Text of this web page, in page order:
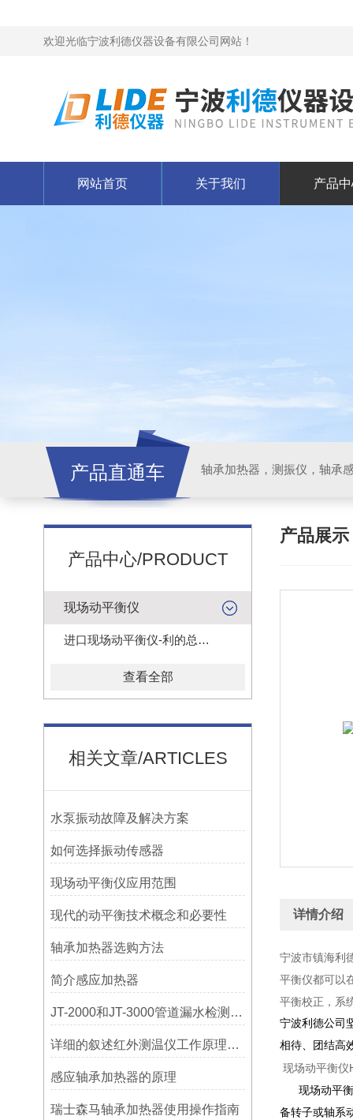
欢迎光临宁波利德仪器设备有限公司网站！
网站首页 关于我们 产品
产品直通车 轴承加热器，测振仪，轴承
产品中心/PRODUCT
现场动平衡仪
进口现场动平衡仪-利的总代理
查看全部
相关文章/ARTICLES
水泵振动故障及解决方案
如何选择振动传感器
现场动平衡仪应用范围
现代的动平衡技术概念和必要性
轴承加热器选购方法
简介感应加热器
JT-2000和JT-3000管道漏水检测，检漏仪器在实测应用中的特点
详细的叙述红外测温仪工作原理及应用
感应轴承加热器的原理
瑞士森马轴承加热器使用操作指南
产品展示
详情介绍
宁波市镇海利
平衡仪都可以
平衡校正，系
宁波利德公司
相待、团结高
现场动平衡仪
现场动平衡
备转子或轴系